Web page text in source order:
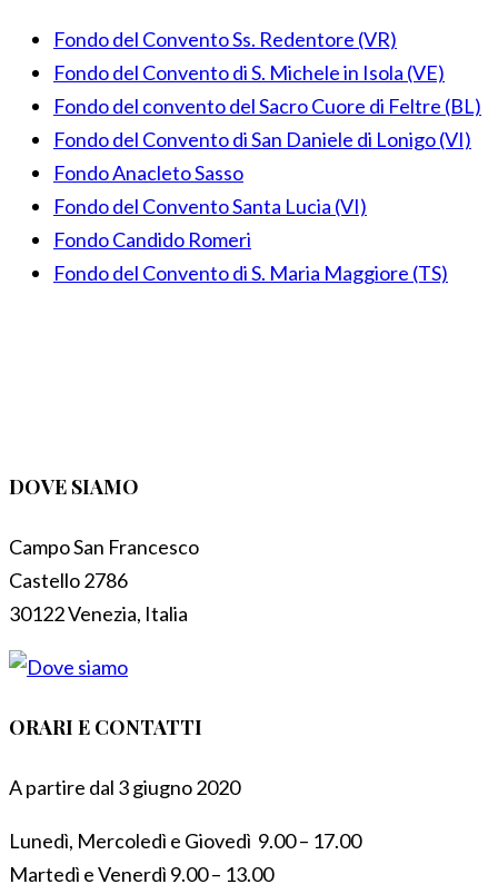
Fondo del Convento Ss. Redentore (VR)
Fondo del Convento di S. Michele in Isola (VE)
Fondo del convento del Sacro Cuore di Feltre (BL)
Fondo del Convento di San Daniele di Lonigo (VI)
Fondo Anacleto Sasso
Fondo del Convento Santa Lucia (VI)
Fondo Candido Romeri
Fondo del Convento di S. Maria Maggiore (TS)
DOVE SIAMO
Campo San Francesco
Castello 2786
30122 Venezia, Italia
ORARI E CONTATTI
A partire dal 3 giugno 2020
Lunedì, Mercoledì e Giovedì 9.00 – 17.00
Martedì e Venerdì 9.00 – 13.00